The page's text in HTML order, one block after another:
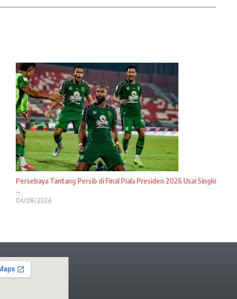
Persebaya Tantang Persib di Final Piala Presiden 2026 Usai Singki
...
04/08/2026